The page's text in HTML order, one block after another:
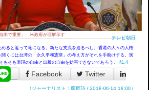
由で重要」 米政府が理解示す
テレビ朝日
めると返って滝になる。新たな支流を造るべし。香港の人々の人権
開くには台湾の「永久平和憲章」の考え方がそれを手助けする。実
もそも表現の自由と出版の自由を妨害できないであろう。
§1.4
Facebook
Twitter
（ジャーナリスト：廖雨詩 / 2019-06-14 19:00）